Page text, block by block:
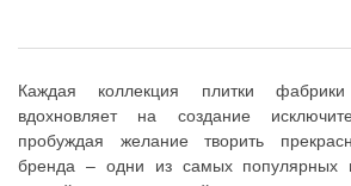
Каждая коллекция плитки
вдохновляет на создание
пробуждая желание творить
бренда – одни из самых популярных